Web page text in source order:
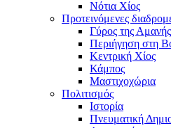
Νότια Χίος
Προτεινόμενες
Γύρος της Αμανής
Περιήγηση στη
Κεντρική Χίος
Κάμπος
Μαστιχοχώρια
Πολιτισμός
Ιστορία
Πνευματική